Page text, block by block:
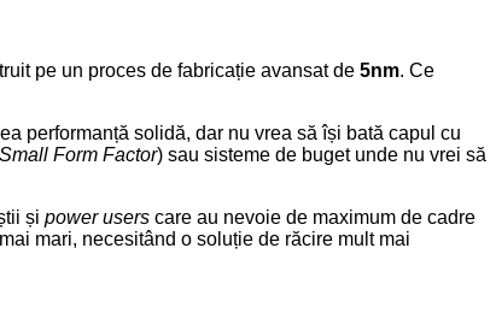
pe un proces de fabricație avansat de 5nm. Ce
performanță solidă, dar nu vrea să își bată capul cu
Small Form Factor) sau sisteme de buget unde nu vrei să
și power users care au nevoie de maximum de cadre
mari, necesitând o soluție de răcire mult mai